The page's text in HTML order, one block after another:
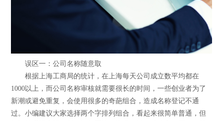
误区一：公司名称随意取
根据上海工商局的统计，在上海每天公司成立数平均都在
1000以上，而公司名称审核就需要很长的时间，一些创业者为了
新潮或避免重复，会使用很多的奇葩组合，造成名称登记不通
过。小编建议大家选择两个字排列组合，看起来很简单普通，但